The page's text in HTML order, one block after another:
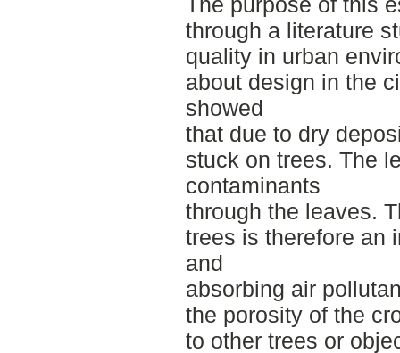
through a literature
quality in urban
about design in the
showed
that due to dry
stuck on trees. The
contaminants
through the leaves.
trees is therefore an
and
absorbing air
the porosity of the
to other trees or